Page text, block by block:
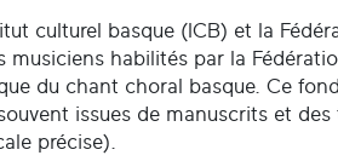
culturel basque (ICB) et la
musiciens habilités par la
du chant choral basque. Ce
issues de manuscrits et
précise).